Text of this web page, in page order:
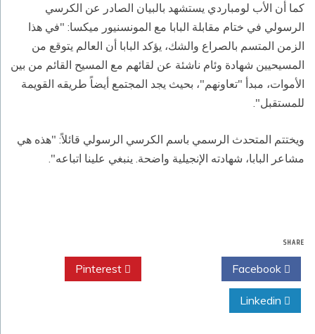
كما أن الأب لومباردي يستشهد بالبيان الصادر عن الكرسي
الرسولي في ختام مقابلة البابا مع المونسنيور ميكسا: "في هذا
الزمن المتسم بالصراع والشك، يؤكد البابا أن العالم يتوقع من
المسيحيين شهادة وئام ناشئة عن لقائهم مع المسيح القائم من بين
الأموات، مبدأ "تعاونهم"، بحيث يجد المجتمع أيضاً طريقه القويمة
للمستقبل".
ويختتم المتحدث الرسمي باسم الكرسي الرسولي قائلاً: "هذه هي
مشاعر البابا، شهادته الإنجيلية واضحة. ينبغي علينا اتباعه".
SHARE